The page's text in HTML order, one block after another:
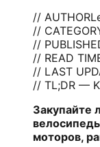
// AUTHOR
//
//
// READ
// LAST
// TL;DR —
Закупайте
моторов,